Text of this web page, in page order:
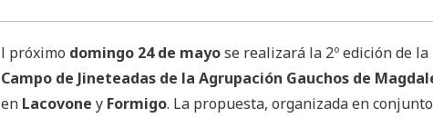
l próximo domingo 24 de mayose realizará la 2º edición de la
Campo de Jineteadas de la Agrupación Gauchos de
en Lacovone y Formigo. La propuesta, organizada en